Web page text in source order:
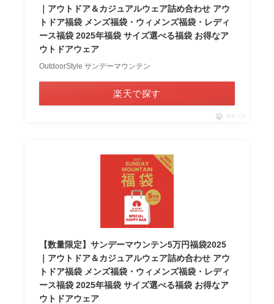
｜アウトドア＆カジュアルウェア詰め合わせ アウ
トドア福袋 メンズ福袋・ウィメンズ福袋・レディ
ース福袋 2025年福袋 サイズ選べる福袋 お得なア
ウトドアウェア
OutdoorStyle サンデーマウンテン
楽天で探す
ポチップ
【数量限定】サンデーマウンテン5万円福袋2025
｜アウトドア＆カジュアルウェア詰め合わせ アウ
トドア福袋 メンズ福袋・ウィメンズ福袋・レディ
ース福袋 2025年福袋 サイズ選べる福袋 お得なア
ウトドアウェア